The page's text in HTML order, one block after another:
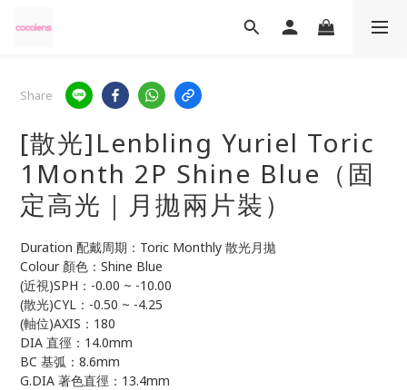
Share
[散光]Lenbling Yuriel Toric
1Month 2P Shine Blue（固
定高光｜月拋兩片裝）
Duration 配戴周期：Toric Monthly 散光月拋
Colour 顏色：Shine Blue
(近視)SPH：-0.00 ~ -10.00
(散光)CYL：-0.50 ~ -4.25
(軸位)AXIS：180
DIA 直徑：14.0mm
BC 基弧：8.6mm
G.DIA 著色直徑：13.4mm